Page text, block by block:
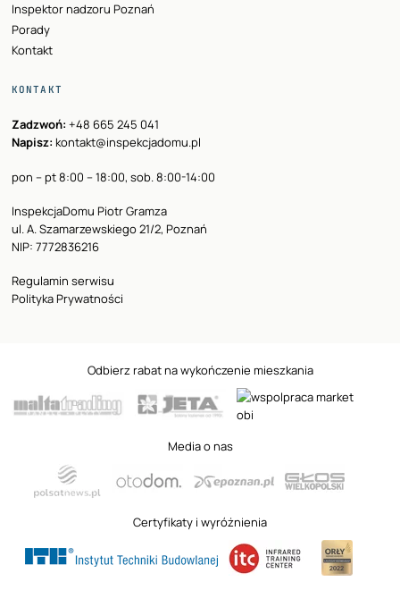
Inspektor nadzoru Poznań
Porady
Kontakt
KONTAKT
Zadzwoń: +48 665 245 041
Napisz: kontakt@inspekcjadomu.pl
pon – pt 8:00 – 18:00, sob. 8:00-14:00
InspekcjaDomu Piotr Gramza
ul. A. Szamarzewskiego 21/2, Poznań
NIP: 7772836216
Regulamin serwisu
Polityka Prywatności
Odbierz rabat na wykończenie mieszkania
Media o nas
Certyfikaty i wyróżnienia